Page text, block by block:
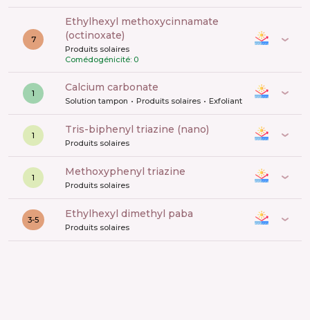
7
ethylhexyl methoxycinnamate
(octinoxate)
Produits solaires
Comédogénicité: 0
1 calcium carbonate
Solution tampon Produits solaires Exfoliant
1 tris-biphenyl triazine (nano)
Produits solaires
1 methoxyphenyl triazine
Produits solaires
3-5 ethylhexyl dimethyl paba
Produits solaires